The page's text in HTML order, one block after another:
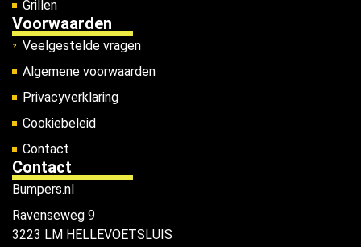
Grillen
Voorwaarden
Veelgestelde vragen
Algemene voorwaarden
Privacyverklaring
Cookiebeleid
Contact
Contact
Bumpers.nl
Ravenseweg 9
3223 LM HELLEVOETSLUIS